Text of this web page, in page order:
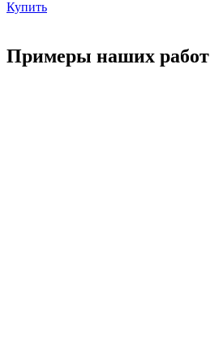
Купить
Примеры наших работ